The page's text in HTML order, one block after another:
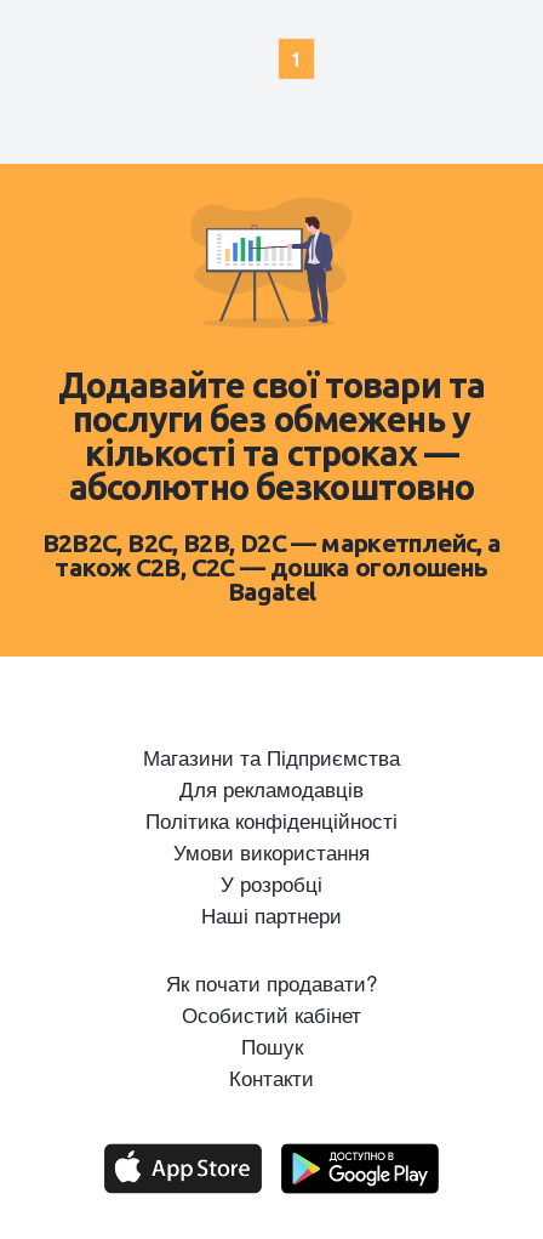
1
Додавайте свої товари та
послуги без обмежень у
кількості та строках —
абсолютно безкоштовно
B2B2C, B2C, B2B, D2C — маркетплейс, а
також C2B, C2C — дошка оголошень
Bagatel
Магазини та Підприємства
Для рекламодавців
Політика конфіденційності
Умови використання
У розробці
Наші партнери
Як почати продавати?
Особистий кабінет
Пошук
Контакти